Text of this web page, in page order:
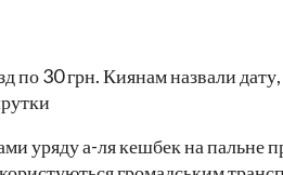
по 30 грн. Киянам назвали дату,
уряду а-ля кешбек на пальне